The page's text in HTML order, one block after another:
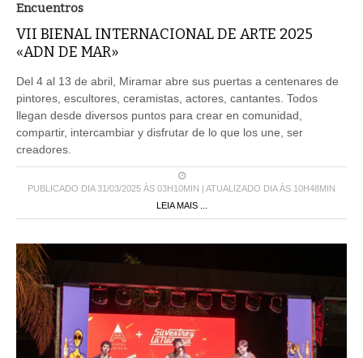
Encuentros
VII BIENAL INTERNACIONAL DE ARTE 2025
«ADN DE MAR»
Del 4 al 13 de abril, Miramar abre sus puertas a centenares de
pintores, escultores, ceramistas, actores, cantantes. Todos
llegan desde diversos puntos para crear en comunidad,
compartir, intercambiar y disfrutar de lo que los une, ser
creadores.
PUBLICADO DIA 31/03/2025 ÀS 03H10MIN | ATUALIZADO DIA ÀS 10H48MIN
LEIA MAIS ...